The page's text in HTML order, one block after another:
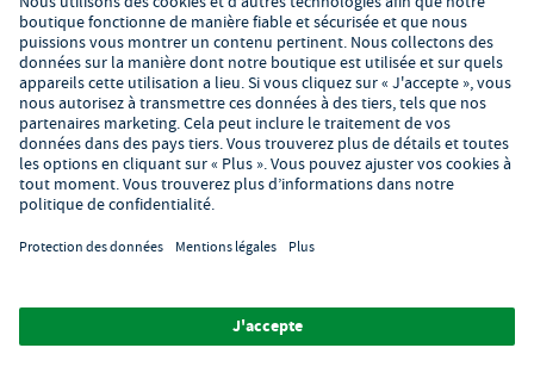
Matériel restauration en ligne
À propos de GastroHero
Service client
Formulaire de contact